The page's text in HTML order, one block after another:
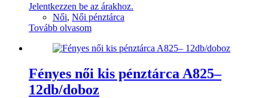
Jelentkezzen be az árakhoz.
Női, Női pénztárca
Tovább olvasom
Fényes női kis pénztárca A825–
12db/doboz